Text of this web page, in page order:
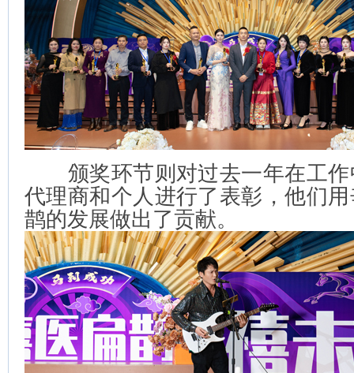
颁奖环节则对过去一年在工作
代理商和个人进行了表彰，他们
鹊的发展做出了贡献。